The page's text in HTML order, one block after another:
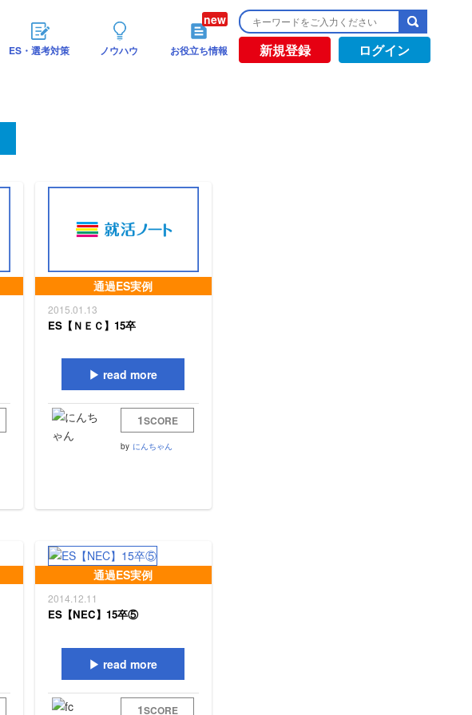
ES・選考対策 ノウハウ お役立ち情報 新規登録 ログイン
通過ES実例
2015.01.13
ES【ＮＥＣ】15卒
read more
1SCORE
by にんちゃん
通過ES実例
2014.12.11
ES【NEC】15卒⑤
read more
1SCORE